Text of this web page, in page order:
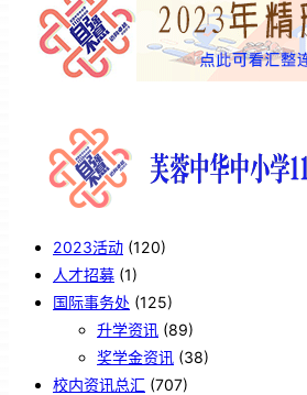
2023活动 (120)
人才招募 (1)
国际事务处 (125)
升学资讯 (89)
奖学金资讯 (38)
校内资讯总汇 (707)